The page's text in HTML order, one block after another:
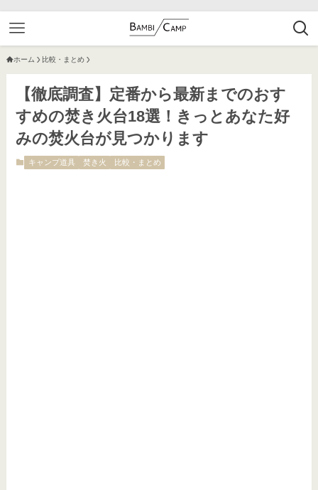
ホーム 比較・まとめ
【徹底調査】定番から最新までのおす
すめの焚き火台18選！きっとあなた好
みの焚火台が見つかります
キャンプ道具 焚き火 比較・まとめ